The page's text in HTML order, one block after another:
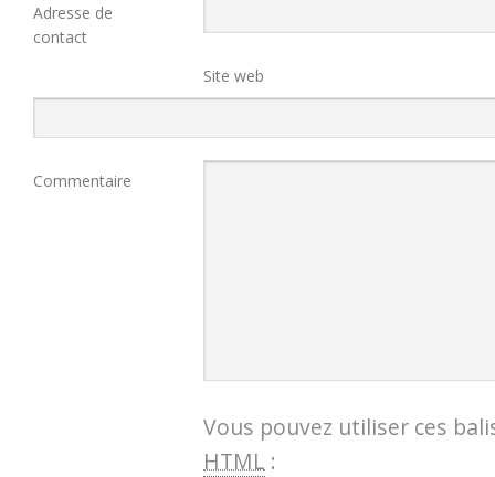
Adresse de
contact
Site web
Commentaire
Vous pouvez utiliser ces
HTML :